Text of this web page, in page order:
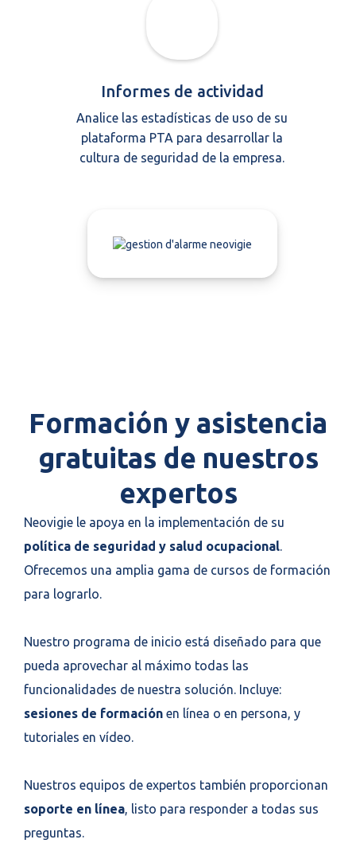
Informes de actividad
Analice las estadísticas de uso de su
plataforma PTA para desarrollar la
cultura de seguridad de la empresa.
Formación y asistencia
gratuitas de nuestros
expertos
Neovigie le apoya en la implementación de su
política de seguridad y salud ocupacional
Ofrecemos una amplia gama de cursos de formación
para lograrlo.
Nuestro programa de inicio está diseñado para que
pueda aprovechar al máximo todas las
funcionalidades de nuestra solución. Incluye:
sesiones de formación en línea o en persona, y
tutoriales en vídeo.
Nuestros equipos de expertos también proporcionan
soporte en línea , listo para responder a todas sus
preguntas.